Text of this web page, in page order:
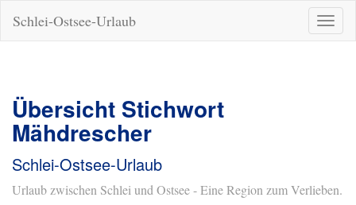
ein-/
Schlei-Ostsee-Urlaub
Übersicht Stichwort
Mähdrescher
Schlei-Ostsee-Urlaub
Urlaub zwischen Schlei und Ostsee - Eine Region zum Verlieben.